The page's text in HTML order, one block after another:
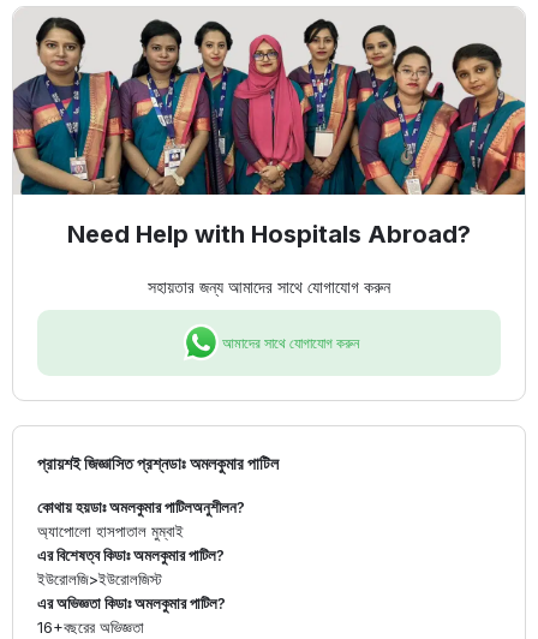
Need Help with Hospitals Abroad?
সহায়তার জন্য আমাদের সাথে যোগাযোগ করুন
আমাদের সাথে যোগাযোগ করুন
প্রায়শই জিজ্ঞাসিত প্রশ্নডাঃ অমলকুমার পাটিল
কোথায় হয়ডাঃ অমলকুমার পাটিলঅনুশীলন?
অ্যাপোলো হাসপাতাল মুম্বাই
এর বিশেষত্ব কিডাঃ অমলকুমার পাটিল?
ইউরোলজি>ইউরোলজিস্ট
এর অভিজ্ঞতা কিডাঃ অমলকুমার পাটিল?
16+বছরের অভিজ্ঞতা